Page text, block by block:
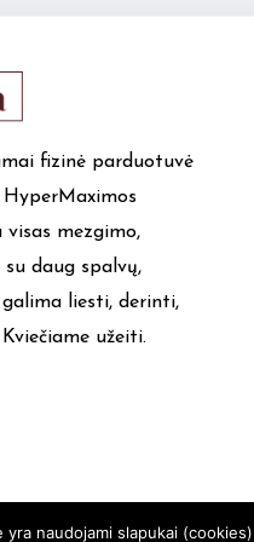
fizinė parduotuvė
mezgimo,
daug spalvų,
liesti, derinti,
užeiti.
yra naudojami slapukai